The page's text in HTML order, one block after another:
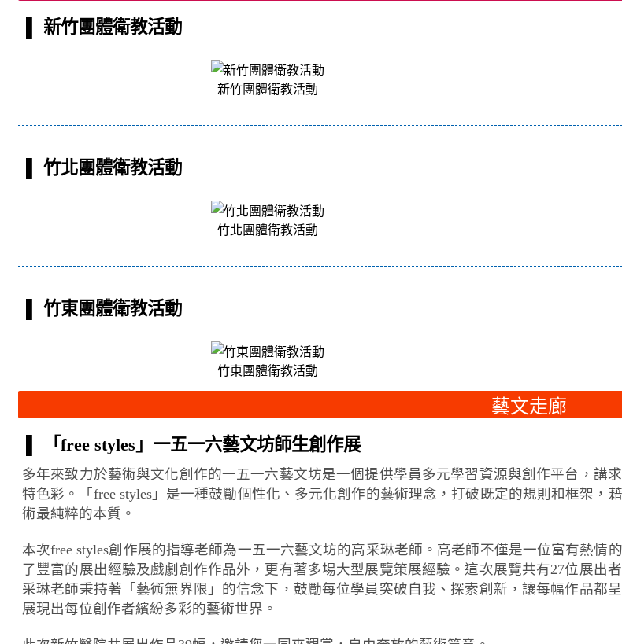
▌ 新竹團體衛教活動
新竹團體衛教活動
▌ 竹北團體衛教活動
竹北團體衛教活動
▌ 竹東團體衛教活動
竹東團體衛教活動
藝文走廊
▌ 「free styles」一五一六藝文坊師生創作展
多年來致力於藝術與文化創作的一五一六藝文坊是一個提供學員多元學習資源與創作平台，講
特色彩。「free styles」是一種鼓勵個性化、多元化創作的藝術理念，打破既定的規則和框架
術最純粹的本質。
本次free styles創作展的指導老師為一五一六藝文坊的高采琳老師。高老師不僅是一位富有熱
了豐富的展出經驗及戲劇創作作品外，更有著多場大型展覽策展經驗。這次展覽共有27位展出
采琳老師秉持著「藝術無界限」的信念下，鼓勵每位學員突破自我、探索創新，讓每幅作品都
展現出每位創作者繽紛多彩的藝術世界。